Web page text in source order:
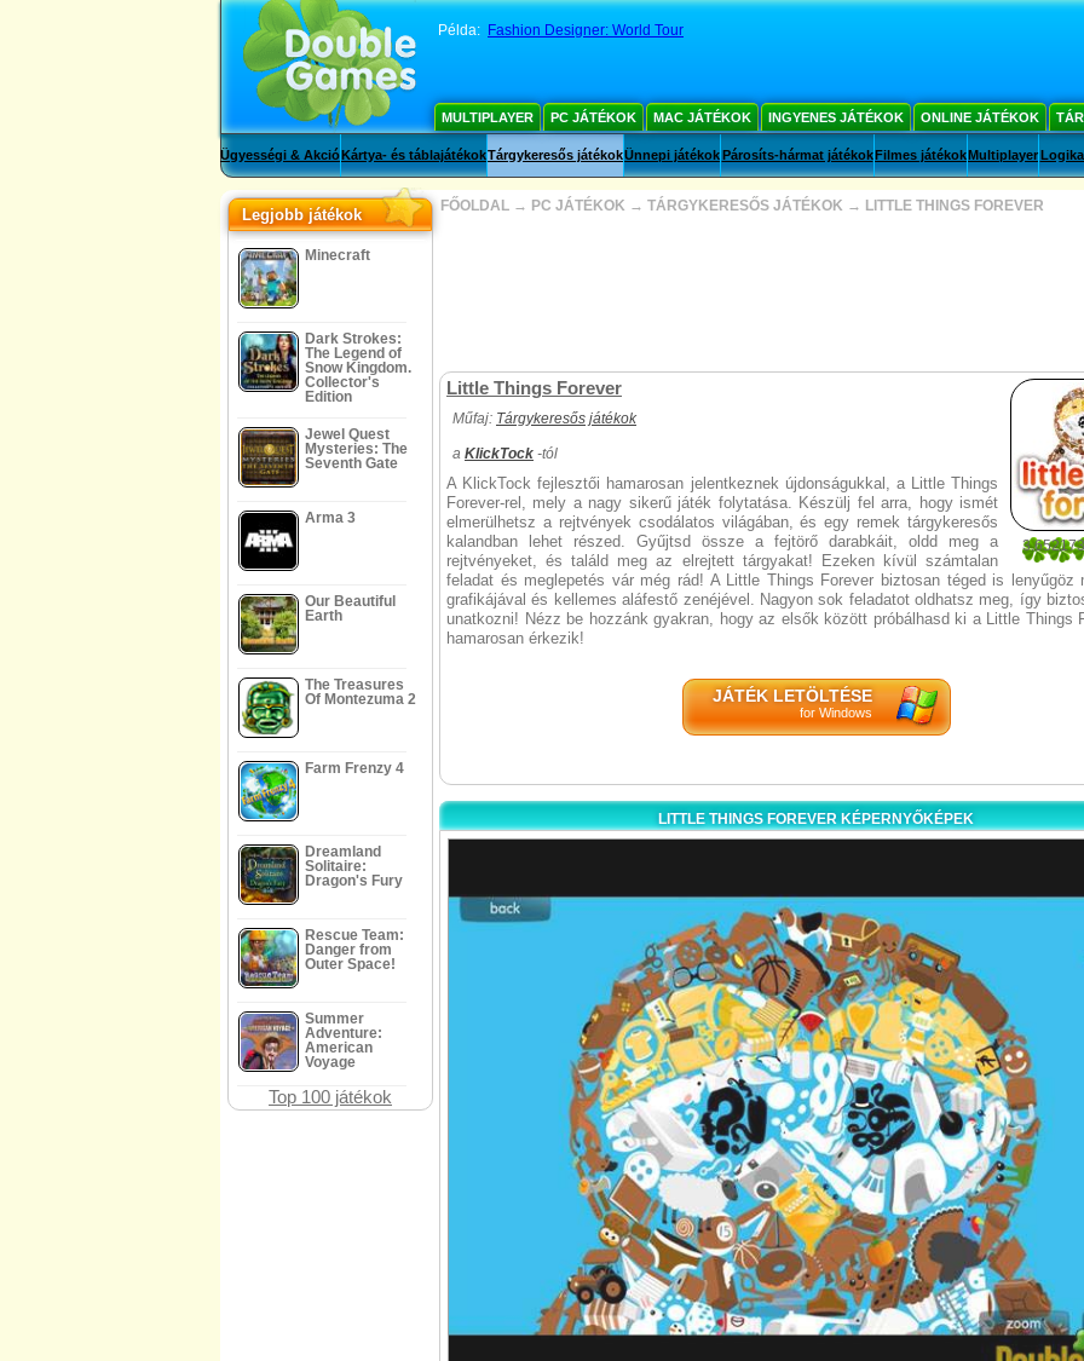
Példa: Fashion Designer: World Tour
MULTIPLAYER PC JÁTÉKOK MAC JÁTÉKOK INGYENES JÁTÉKOK ONLINE JÁTÉKOK
Ügyességi & AkcióKártya- és táblajátékokTárgykeresős játékokÜnnepi játékokPárosíts-hármat játékokFilmes játékokMultiplayer
Legjobb játékok
Minecraft
Dark Strokes:
The Legend of
Snow Kingdom.
Collector's
Edition
Jewel Quest
Mysteries: The
Seventh Gate
Arma 3
Our Beautiful
Earth
The Treasures
Of Montezuma 2
Farm Frenzy 4
Dreamland
Solitaire:
Dragon's Fury
Rescue Team:
Danger from
Outer Space!
Summer
Adventure:
American
Voyage
Top 100 játékok
FŐOLDAL → PC JÁTÉKOK → TÁRGYKERESŐS JÁTÉKOK → LITTLE THINGS FOREVER
23
Little Things Forever
Műfaj: Tárgykeresős játékok
a KlickTock -tól
A KlickTock fejlesztői hamarosan jelentkeznek újdonságukkal, a Little Things
Forever-rel, mely a nagy sikerű játék folytatása. Készülj fel arra, hogy ismét
elmerülhetsz a rejtvények csodálatos világában, és egy remek tárgykeresős
kalandban lehet részed. Gyűjtsd össze a fejtörő darabkáit, oldd meg a
rejtvényeket, és találd meg az elrejtett tárgyakat! Ezeken kívül számtalan
feladat és meglepetés vár még rád! A Little Things Forever biztosan téged is lenyűgöz
grafikájával és kellemes aláfestő zenéjével. Nagyon sok feladatot oldhatsz meg, így
unatkozni! Nézz be hozzánk gyakran, hogy az elsők között próbálhasd ki a Little Things
hamarosan érkezik!
JÁTÉK LETÖLTÉSE
for Windows
LITTLE THINGS FOREVER KÉPERNYŐKÉPEK